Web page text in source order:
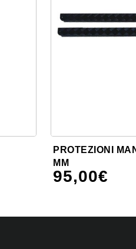
PROTEZIONI
MM
95,00€